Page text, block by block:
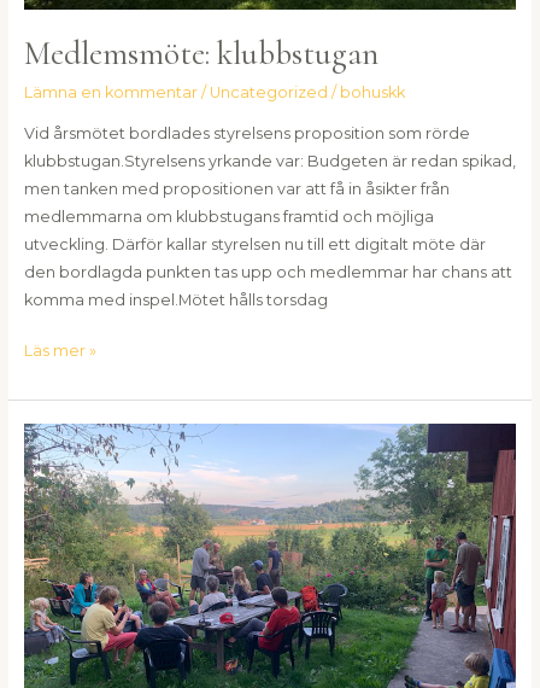
Medlemsmöte: klubbstugan
Lämna en kommentar / Uncategorized / bohuskk
Vid årsmötet bordlades styrelsens proposition som rörde
klubbstugan.Styrelsens yrkande var: Budgeten är redan spikad,
men tanken med propositionen var att få in åsikter från
medlemmarna om klubbstugans framtid och möjliga
utveckling. Därför kallar styrelsen nu till ett digitalt möte där
den bordlagda punkten tas upp och medlemmar har chans att
komma med inspel.Mötet hålls torsdag
Läs mer »
Händer
det
något
i
klubben
i
sommar?